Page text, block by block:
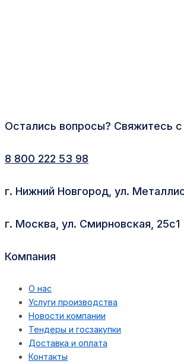
Остались вопросы? Свяжитесь
8 800 222 53 98
г. Нижний Новгород, ул.
г. Москва, ул. Смирновская, 25с1
Компания
О нас
Услуги производства
Новости компании
Тендеры и госзакупки
Доставка и оплата
Контакты